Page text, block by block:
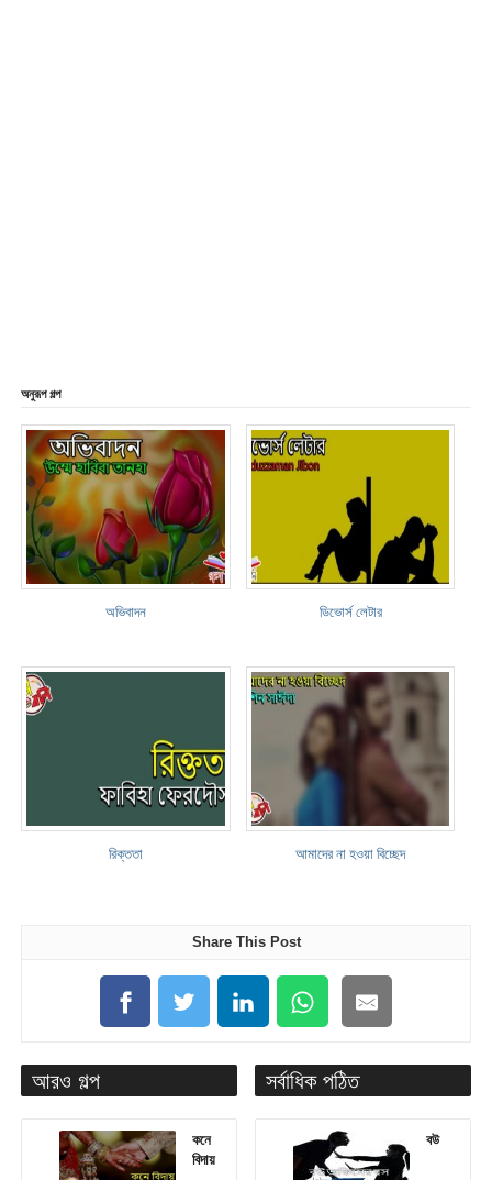
অনুরূপ গল্প
অভিবাদন ডিভোর্স লেটার
রিক্ততা আমাদের না হওয়া বিচ্ছেদ
Share This Post
আরও গল্প
কনে
বিদায়
সর্বাধিক পঠিত
বউ